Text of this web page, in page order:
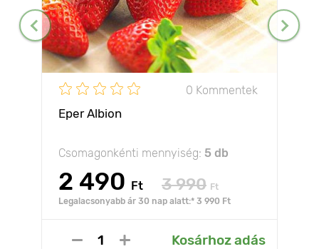
0 Kommentek
Eper Albion
Csomagonkénti mennyiség: 5 db
2 490 Ft 3 990 Ft
Legalacsonyabb ár 30 nap alatt:* 3 990 Ft
Kosárhoz adás